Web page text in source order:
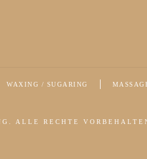
WAXING / SUGARING
. ALLE RECHTE